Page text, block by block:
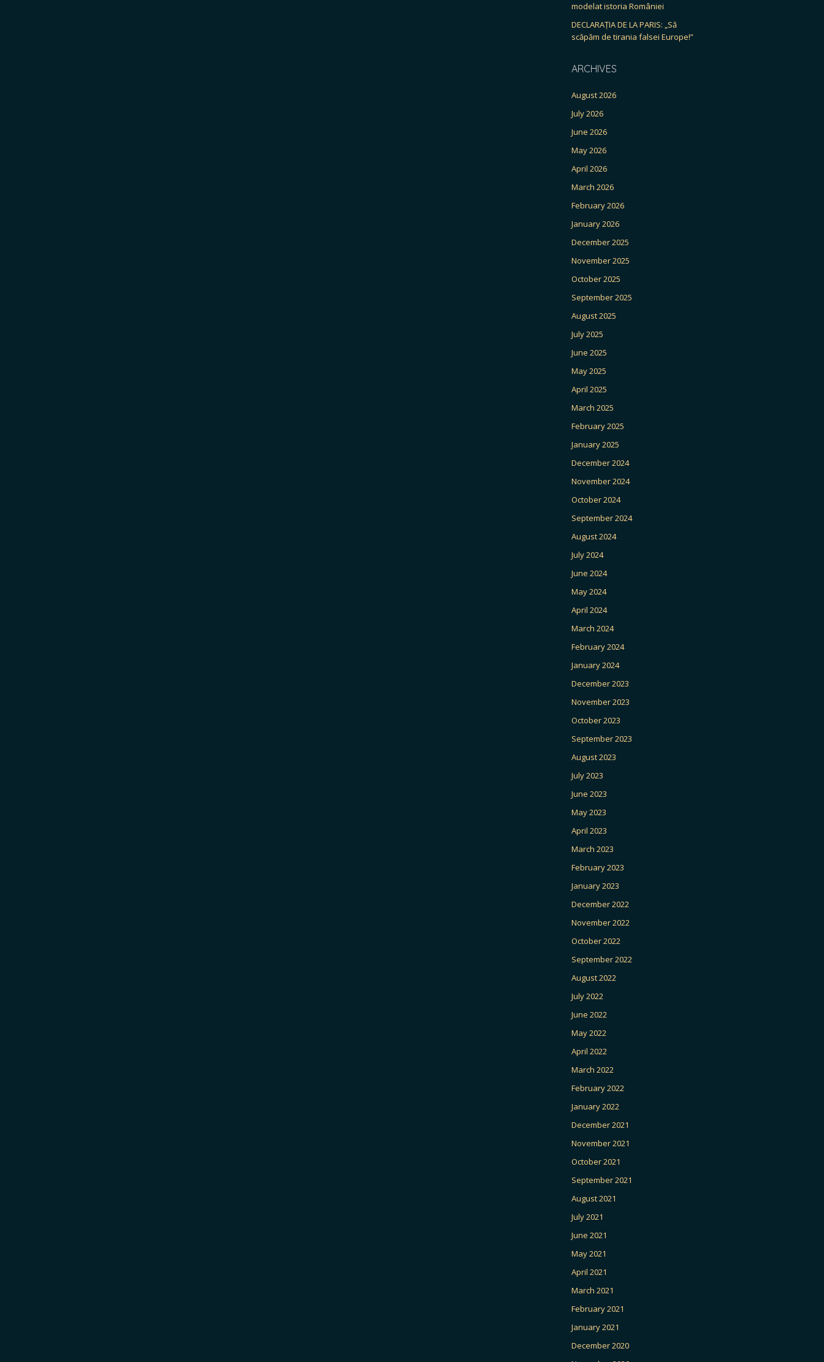
modelat istoria României
DECLARAȚIA DE LA PARIS: „Să
scăpăm de tirania falsei Europe!”
ARCHIVES
August 2026
July 2026
June 2026
May 2026
April 2026
March 2026
February 2026
January 2026
December 2025
November 2025
October 2025
September 2025
August 2025
July 2025
June 2025
May 2025
April 2025
March 2025
February 2025
January 2025
December 2024
November 2024
October 2024
September 2024
August 2024
July 2024
June 2024
May 2024
April 2024
March 2024
February 2024
January 2024
December 2023
November 2023
October 2023
September 2023
August 2023
July 2023
June 2023
May 2023
April 2023
March 2023
February 2023
January 2023
December 2022
November 2022
October 2022
September 2022
August 2022
July 2022
June 2022
May 2022
April 2022
March 2022
February 2022
January 2022
December 2021
November 2021
October 2021
September 2021
August 2021
July 2021
June 2021
May 2021
April 2021
March 2021
February 2021
January 2021
December 2020